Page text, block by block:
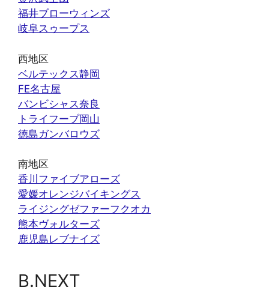
福井ブローウィンズ
岐阜スゥープス
西地区
ベルテックス静岡
FE名古屋
バンビシャス奈良
トライフープ岡山
徳島ガンバロウズ
南地区
香川ファイブアローズ
愛媛オレンジバイキングス
ライジングゼファーフクオカ
熊本ヴォルターズ
鹿児島レブナイズ
B.NEXT